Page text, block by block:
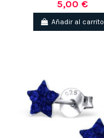
5,00 €
Añadir al carrito